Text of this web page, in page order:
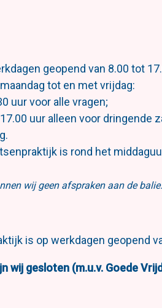
geopend van 8.00 tot
tot en met vrijdag:
uur voor alle vragen;
uur alleen voor dringende
is rond het
wij geen afspraken aan de balie.
is op werkdagen geopend
wij gesloten (m.u.v. Goede